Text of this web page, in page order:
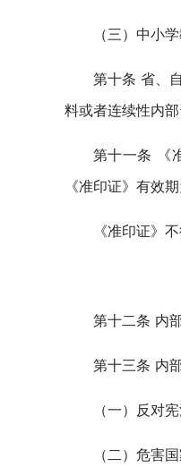
（三）中小
第十条 省、
料或者连续性内
第十一条 《
《准印证》有效
《准印证》
第十二条 内
第十三条 内
（一）反对
（二）危害